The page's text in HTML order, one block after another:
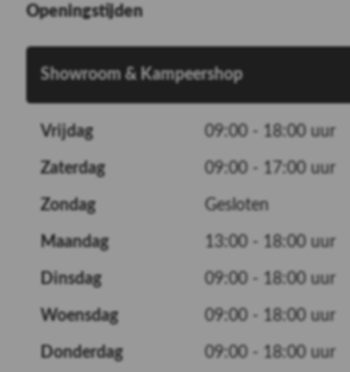
Openingstijden
Showroom & Kampeershop
Vrijdag 09:00 - 18:00 uur
Zaterdag 09:00 - 17:00 uur
Zondag Gesloten
Maandag 13:00 - 18:00 uur
Dinsdag 09:00 - 18:00 uur
Woensdag 09:00 - 18:00 uur
Donderdag 09:00 - 18:00 uur